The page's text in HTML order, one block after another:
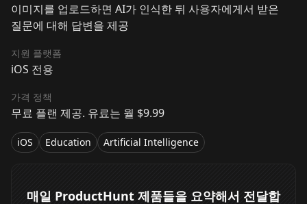
이미지를 업로드하면 AI가 인식한 뒤 사용자에게서 받은
질문에 대해 답변을 제공
지원 플랫폼
iOS 전용
가격 정책
무료 플랜 제공. 유료는 월 $9.99
iOS Education Artificial Intelligence
매일 ProductHunt 제품들을 요약해서 전달합